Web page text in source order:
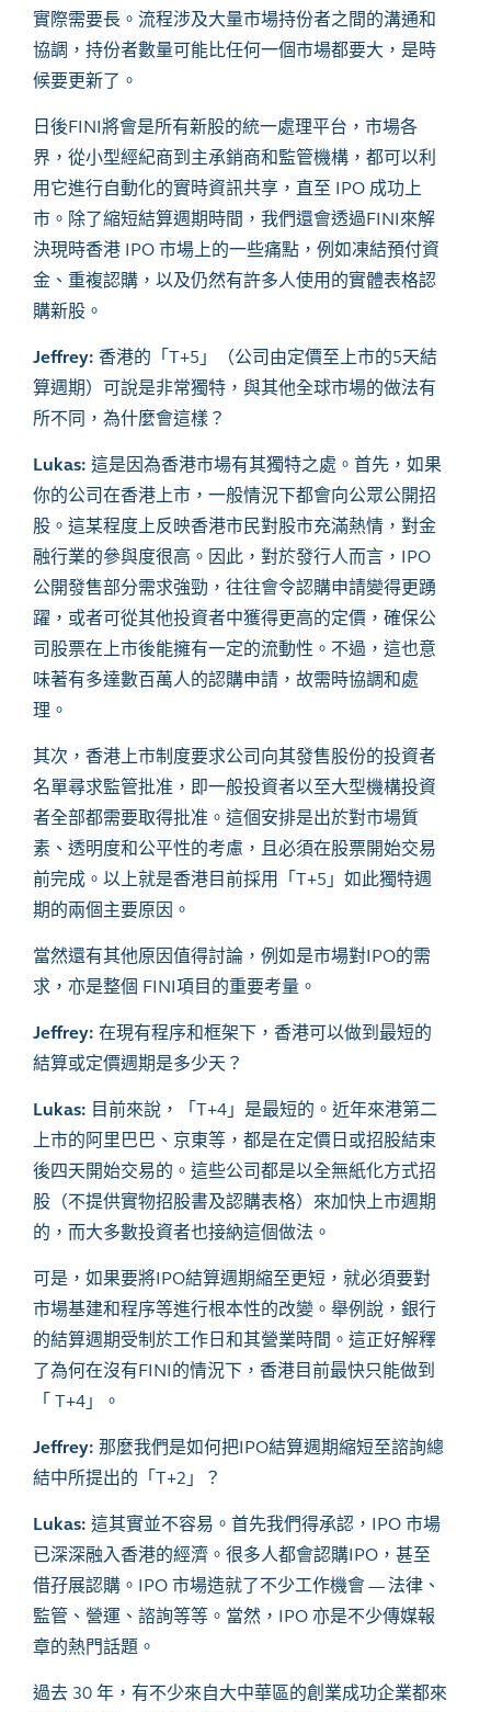
實際需要長。流程涉及大量市場持份者之間的溝通和
協調，持份者數量可能比任何一個市場都要大，是時
候要更新了。
日後FINI將會是所有新股的統一處理平台，市場各
界，從小型經紀商到主承銷商和監管機構，都可以利
用它進行自動化的實時資訊共享，直至 IPO 成功上
市。除了縮短結算週期時間，我們還會透過FINI來解
決現時香港 IPO 市場上的一些痛點，例如凍結預付資
金、重複認購，以及仍然有許多人使用的實體表格認
購新股。
Jeffrey: 香港的「T+5」（公司由定價至上市的5天結
算週期）可說是非常獨特，與其他全球市場的做法有
所不同，為什麼會這樣？
Lukas: 這是因為香港市場有其獨特之處。首先，如果
你的公司在香港上市，一般情況下都會向公眾公開招
股。這某程度上反映香港市民對股市充滿熱情，對金
融行業的參與度很高。因此，對於發行人而言，IPO
公開發售部分需求強勁，往往會令認購申請變得更踴
躍，或者可從其他投資者中獲得更高的定價，確保公
司股票在上市後能擁有一定的流動性。不過，這也意
味著有多達數百萬人的認購申請，故需時協調和處
理。
其次，香港上市制度要求公司向其發售股份的投資者
名單尋求監管批准，即一般投資者以至大型機構投資
者全部都需要取得批准。這個安排是出於對市場質
素、透明度和公平性的考慮，且必須在股票開始交易
前完成。以上就是香港目前採用「 T+5」如此獨特週
期的兩個主要原因。
當然還有其他原因值得討論，例如是市場對IPO的需
求，亦是整個 FINI項目的重要考量。
Jeffrey: 在現有程序和框架下，香港可以做到最短的
結算或定價週期是多少天？
Lukas: 目前來說，「T+4」是最短的。近年來港第二
上市的阿里巴巴、京東等，都是在定價日或招股結束
後四天開始交易的。這些公司都是以全無紙化方式招
股（不提供實物招股書及認購表格）來加快上市週期
的，而大多數投資者也接納這個做法。
可是，如果要將IPO結算週期縮至更短，就必須要對
市場基建和程序等進行根本性的改變。舉例說，銀行
的結算週期受制於工作日和其營業時間。這正好解釋
了為何在沒有FINI的情況下，香港目前最快只能做到
「 T+4」。
Jeffrey: 那麼我們是如何把IPO結算週期縮短至諮詢總
結中所提出的「T+2」？
Lukas: 這其實並不容易。首先我們得承認，IPO 市場
已深深融入香港的經濟。很多人都會認購IPO，甚至
借孖展認購。IPO 市場造就了不少工作機會 — 法律、
監管、營運、諮詢等等。當然，IPO 亦是不少傳媒報
章的熱門話題。
過去 30 年，有不少來自大中華區的創業成功企業都來